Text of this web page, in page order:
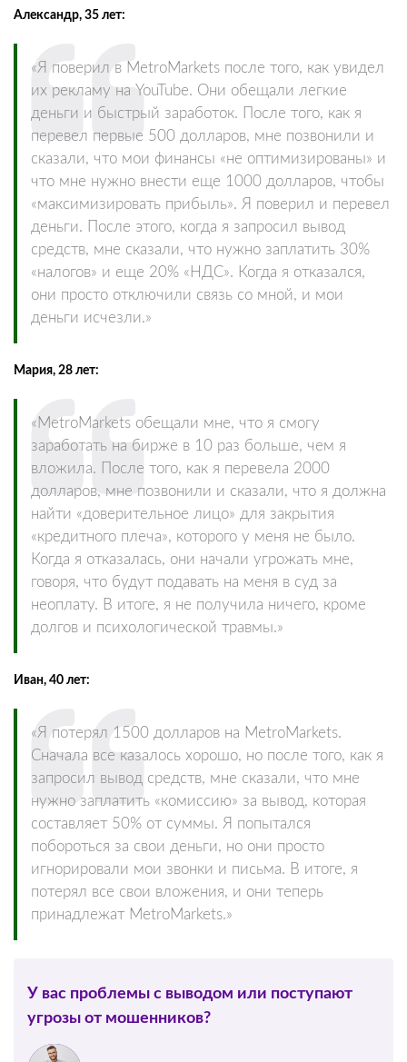
Александр, 35 лет:
«Я поверил в MetroMarkets после того, как увидел
их рекламу на YouTube. Они обещали легкие
деньги и быстрый заработок. После того, как я
перевел первые 500 долларов, мне позвонили и
сказали, что мои финансы «не оптимизированы» и
что мне нужно внести еще 1000 долларов, чтобы
«максимизировать прибыль». Я поверил и перевел
деньги. После этого, когда я запросил вывод
средств, мне сказали, что нужно заплатить 30%
«налогов» и еще 20% «НДС». Когда я отказался,
они просто отключили связь со мной, и мои
деньги исчезли.»
Мария, 28 лет:
«MetroMarkets обещали мне, что я смогу
заработать на бирже в 10 раз больше, чем я
вложила. После того, как я перевела 2000
долларов, мне позвонили и сказали, что я должна
найти «доверительное лицо» для закрытия
«кредитного плеча», которого у меня не было.
Когда я отказалась, они начали угрожать мне,
говоря, что будут подавать на меня в суд за
неоплату. В итоге, я не получила ничего, кроме
долгов и психологической травмы.»
Иван, 40 лет:
«Я потерял 1500 долларов на MetroMarkets.
Сначала все казалось хорошо, но после того, как я
запросил вывод средств, мне сказали, что мне
нужно заплатить «комиссию» за вывод, которая
составляет 50% от суммы. Я попытался
побороться за свои деньги, но они просто
игнорировали мои звонки и письма. В итоге, я
потерял все свои вложения, и они теперь
принадлежат MetroMarkets.»
У вас проблемы с выводом или поступают
угрозы от мошенников?